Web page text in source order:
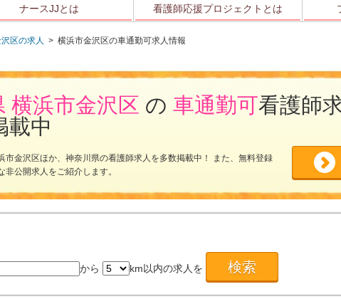
ナースJJとは 看護師応援プロジェクトとは
区の求人 > 横浜市金沢区の車通勤可求人情報
横浜市金沢区 の 車通勤可看護師
載中
市金沢区ほか、神奈川県の看護師求人を多数掲載中！ また、無料登録
非公開求人をご紹介します。
から km以内の求人を